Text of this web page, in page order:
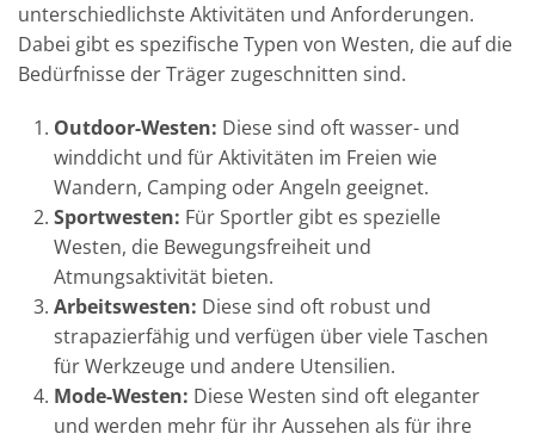
unterschiedlichste Aktivitäten und Anforderungen.
Dabei gibt es spezifische Typen von Westen, die auf die
Bedürfnisse der Träger zugeschnitten sind.
Outdoor-Westen: Diese sind oft wasser- und
winddicht und für Aktivitäten im Freien wie
Wandern, Camping oder Angeln geeignet.
Sportwesten: Für Sportler gibt es spezielle
Westen, die Bewegungsfreiheit und
Atmungsaktivität bieten.
Arbeitswesten: Diese sind oft robust und
strapazierfähig und verfügen über viele Taschen
für Werkzeuge und andere Utensilien.
Mode-Westen: Diese Westen sind oft eleganter
und werden mehr für ihr Aussehen als für ihre